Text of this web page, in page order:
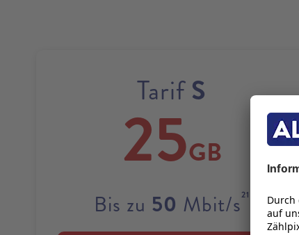
TarifS
25GB
Bis zu 50 Mbit/s21